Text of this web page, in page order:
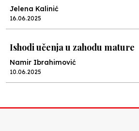
Jelena Kalinić
16.06.2025
Ishodi učenja u zahodu mature
Namir Ibrahimović
10.06.2025